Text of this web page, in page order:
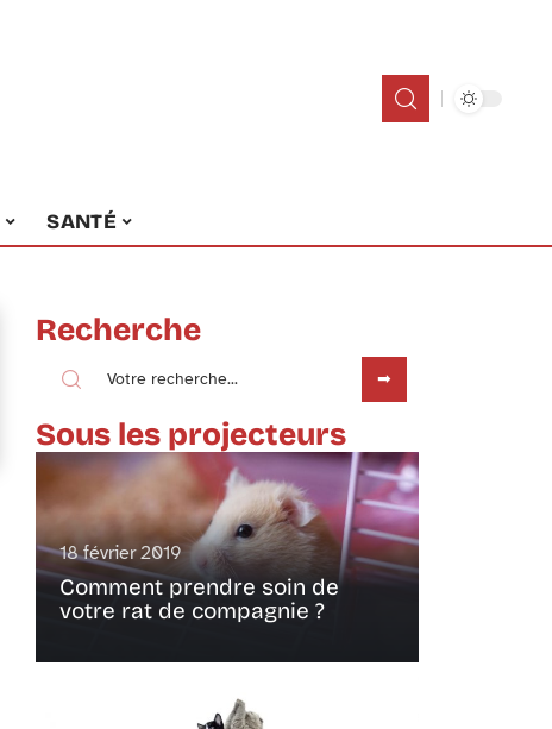
SANTÉ
Recherche
Sous les projecteurs
18 février 2019
Comment prendre soin de
votre rat de compagnie ?